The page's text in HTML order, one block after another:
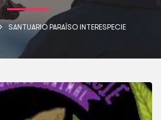
SANTUARIO PARAÍSO INTERESPECIE